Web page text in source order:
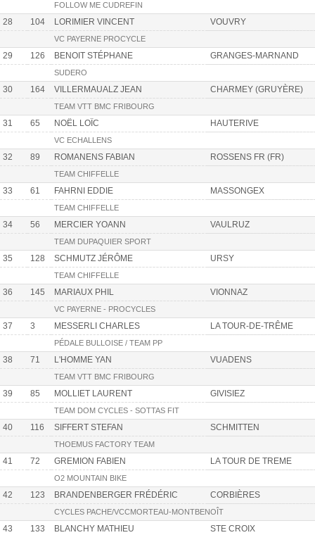
FOLLOW ME CUDREFIN
28 104 LORIMIER VINCENT VOUVRY
VC PAYERNE PROCYCLE
29 126 BENOIT STÉPHANE GRANGES-MARNAND
SUDERO
30 164 VILLERMAUALZ JEAN CHARMEY (GRUYÈRE)
TEAM VTT BMC FRIBOURG
31 65 NOËL LOÏC HAUTERIVE
VC ECHALLENS
32 89 ROMANENS FABIAN ROSSENS FR (FR)
TEAM CHIFFELLE
33 61 FAHRNI EDDIE MASSONGEX
TEAM CHIFFELLE
34 56 MERCIER YOANN VAULRUZ
TEAM DUPAQUIER SPORT
35 128 SCHMUTZ JÉRÔME URSY
TEAM CHIFFELLE
36 145 MARIAUX PHIL VIONNAZ
VC PAYERNE - PROCYCLES
37 3 MESSERLI CHARLES LA TOUR-DE-TRÊME
PÉDALE BULLOISE / TEAM PP
38 71 L'HOMME YAN VUADENS
TEAM VTT BMC FRIBOURG
39 85 MOLLIET LAURENT GIVISIEZ
TEAM DOM CYCLES - SOTTAS FIT
40 116 SIFFERT STEFAN SCHMITTEN
THOEMUS FACTORY TEAM
41 72 GREMION FABIEN LA TOUR DE TREME
O2 MOUNTAIN BIKE
42 123 BRANDENBERGER FRÉDÉRIC CORBIÈRES
CYCLES PACHE/VCCMORTEAU-MONTBENOÎT
43 133 BLANCHY MATHIEU STE CROIX